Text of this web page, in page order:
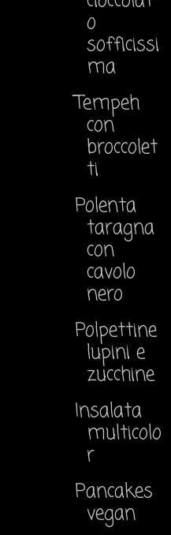
o
sofficissi
ma
Tempeh
con
broccolet
ti
Polenta
taragna
con
cavolo
nero
Polpettine
lupini e
zucchine
Insalata
multicolo
r
Pancakes
vegan